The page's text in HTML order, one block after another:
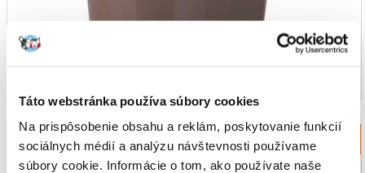
Táto webstránka používa súbory cookies
Na prispôsobenie obsahu a reklám, poskytovanie funkcií
sociálnych médií a analýzu návštevnosti používame
súbory cookie. Informácie o tom, ako používate naše
Podložky pod misky pre mačky